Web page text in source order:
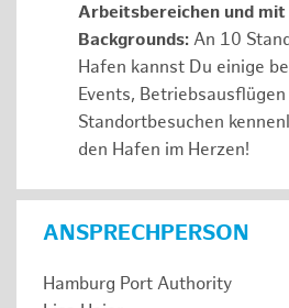
Arbeitsbereichen und mit
Backgrounds: An 10
Hafen kannst Du einige
Events,
Standortbesuchen
den Hafen im Herzen!
ANSPRECHPERSON
Hamburg Port Authority